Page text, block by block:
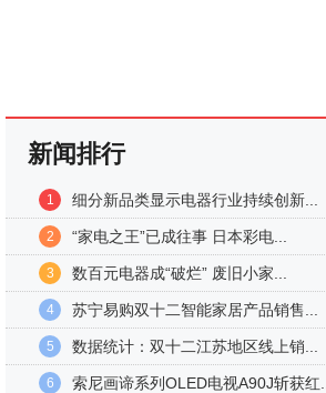
新闻排行
1 细分新品类显示电器行业持续创新...
2 “家电之王”已成往事 日本彩电...
3 数百元电器成“破烂” 废旧小家...
4 苏宁易购双十二智能家居产品销售...
5 数据统计：双十二江苏地区线上销...
6 索尼画谛系列OLED电视A90J斩获红...